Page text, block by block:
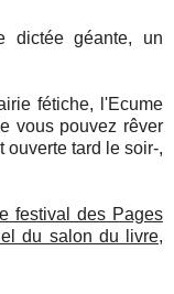
dictée géante, un
fétiche, l'Ecume
vous pouvez rêver
ouverte tard le soir-,
festival des Pages
du salon du livre,